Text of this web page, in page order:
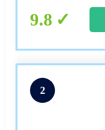
9.8
2